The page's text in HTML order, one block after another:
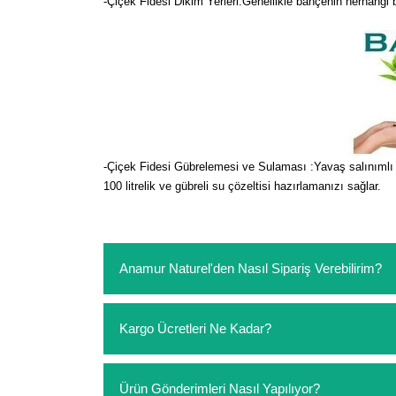
-Çiçek Fidesi Gübrelemesi ve Sulaması :Yavaş
100 litrelik ve gübreli su çözeltisi hazırlamanızı sağlar.
Anamur Naturel'den Nasıl Sipariş Verebilirim?
sipariş verebilirsiniz. Sitemizden vereceğiniz
ödeme yoktur.
Kargo Ücretleri Ne Kadar?
siparişlerinizde sepetinizdeki ürünleri
Ürün Gönderimleri Nasıl Yapılıyor?